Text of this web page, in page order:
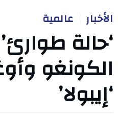
الأخبار عالمية
‘حالة
الكونغو
‘إيبولا’